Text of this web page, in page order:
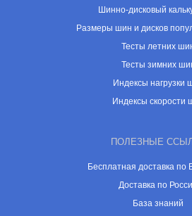
Шинно-дисковый
Размеры шин и дисков
Тесты летних
Тесты зимних
Индексы нагрузки
Индексы скорости
ПОЛЕЗНЫЕ
Бесплатная доставка по
Доставка по
База знаний